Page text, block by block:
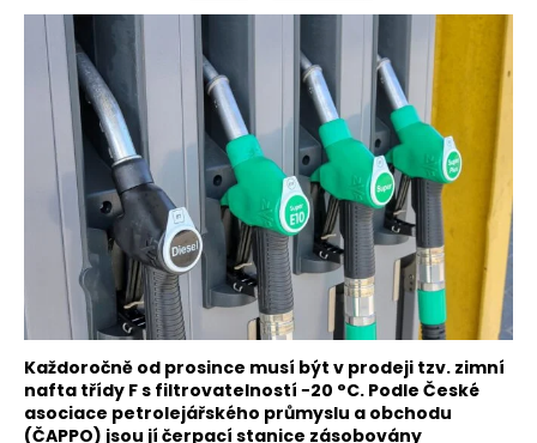
Každoročně od prosince musí být v prodeji tzv. zimní
nafta třídy F s filtrovatelností −20 °C. Podle České
asociace petrolejářského průmyslu a obchodu
(ČAPPO) jsou jí čerpací stanice zásobovány